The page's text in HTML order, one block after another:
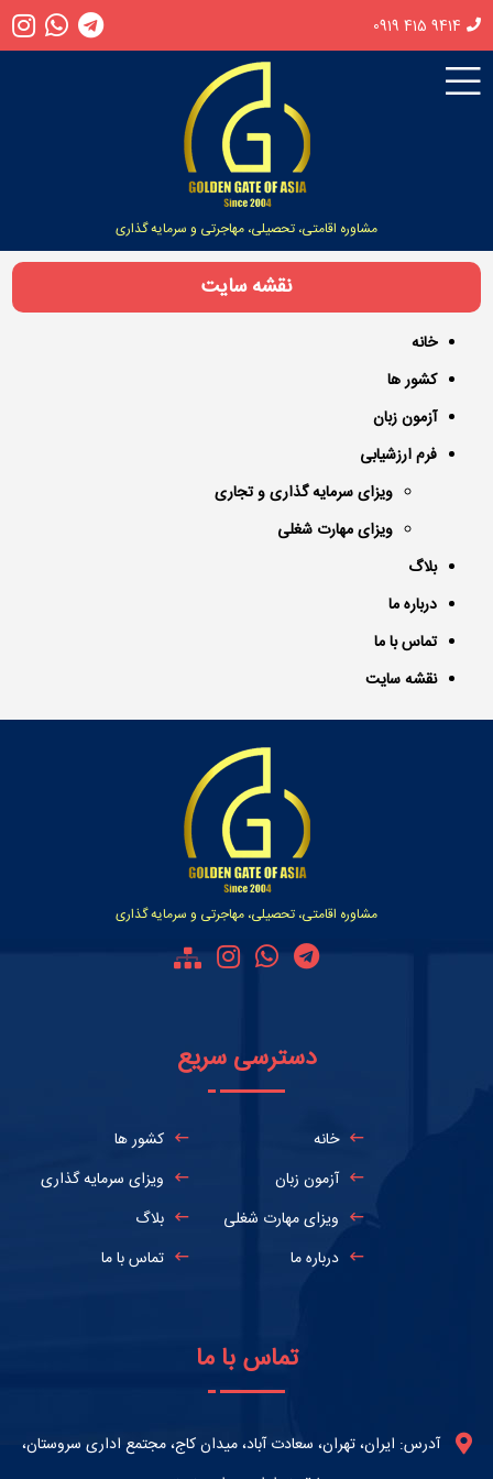
0919 415 9414
مشاوره اقامتی، تحصیلی، مهاجرتی و سرمایه گذاری
نقشه سایت
خانه
کشور ها
آزمون زبان
فرم ارزشیابی
ویزای سرمایه گذاری و تجاری
ویزای مهارت شغلی
بلاگ
درباره ما
تماس با ما
نقشه سایت
مشاوره اقامتی، تحصیلی، مهاجرتی و سرمایه گذاری
دسترسی سریع
خانه
کشور ها
آزمون زبان
ویزای سرمایه گذاری
ویزای مهارت شغلی
بلاگ
درباره ما
تماس با ما
تماس با ما
آدرس: ایران، تهران، سعادت آباد، میدان کاج، مجتمع اداری سروستان،